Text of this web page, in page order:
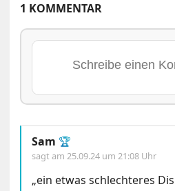
1 KOMMENTAR
Sam 🏆
sagt am25.09.24 um 21:08 Uhr
„ein etwas schlechteres